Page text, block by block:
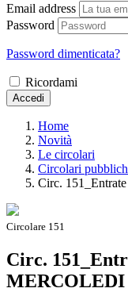
Email address
Password
Password dimenticata?
Ricordami
Accedi
Home
Novità
Le circolari
Circolari
Circ.
Circolare 151
Circ.
MERCOLEDI